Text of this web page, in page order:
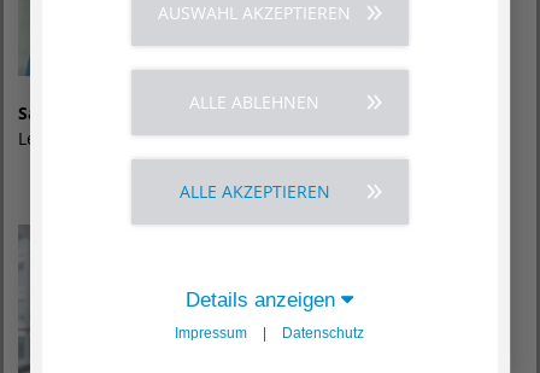
Sandra Koch
Leitende Hebamme
AUSWAHL AKZEPTIEREN
ALLE ABLEHNEN
ALLE AKZEPTIEREN
Details anzeigen
Impressum Datenschutz